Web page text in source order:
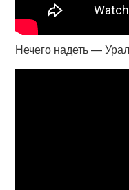
Нечего надеть —